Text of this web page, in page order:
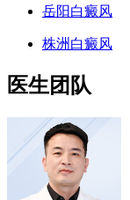
岳阳白癜风
株洲白癜风
医生团队